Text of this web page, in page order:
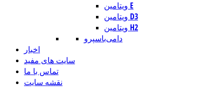
ویتامین E
ویتامین D3
ویتامین H2
دامیباسپرو
اخبار
سایت های مفید
تماس با ما
نقشه سایت